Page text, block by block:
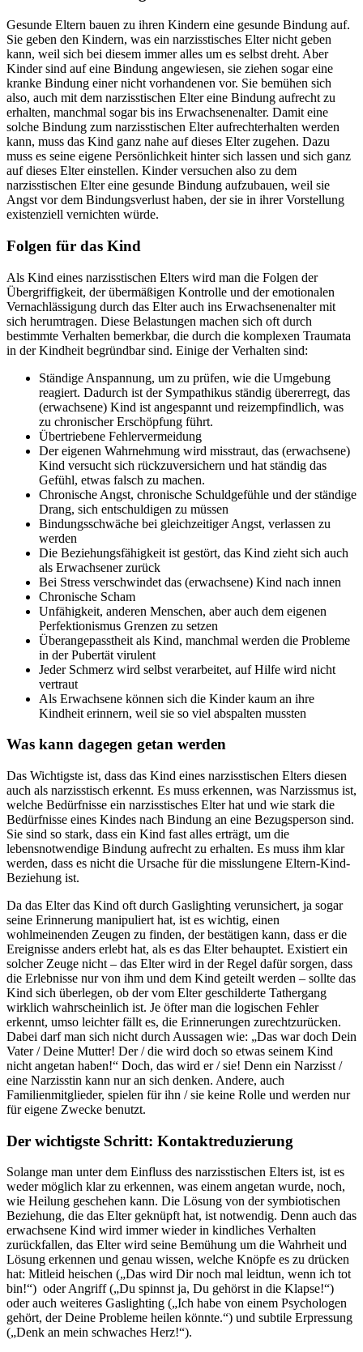
Gesunde Eltern bauen zu ihren Kindern eine gesunde Bindung auf.
Sie geben den Kindern, was ein narzisstisches Elter nicht geben
kann, weil sich bei diesem immer alles um es selbst dreht. Aber
Kinder sind auf eine Bindung angewiesen, sie ziehen sogar eine
kranke Bindung einer nicht vorhandenen vor. Sie bemühen sich
also, auch mit dem narzisstischen Elter eine Bindung aufrecht zu
erhalten, manchmal sogar bis ins Erwachsenenalter. Damit eine
solche Bindung zum narzisstischen Elter aufrechterhalten werden
kann, muss das Kind ganz nahe auf dieses Elter zugehen. Dazu
muss es seine eigene Persönlichkeit hinter sich lassen und sich ganz
auf dieses Elter einstellen. Kinder versuchen also zu dem
narzisstischen Elter eine gesunde Bindung aufzubauen, weil sie
Angst vor dem Bindungsverlust haben, der sie in ihrer Vorstellung
existenziell vernichten würde.
Folgen für das Kind
Als Kind eines narzisstischen Elters wird man die Folgen der
Übergriffigkeit, der übermäßigen Kontrolle und der emotionalen
Vernachlässigung durch das Elter auch ins Erwachsenenalter mit
sich herumtragen. Diese Belastungen machen sich oft durch
bestimmte Verhalten bemerkbar, die durch die komplexen Traumata
in der Kindheit begründbar sind. Einige der Verhalten sind:
Ständige Anspannung, um zu prüfen, wie die Umgebung
reagiert. Dadurch ist der Sympathikus ständig übererregt, das
(erwachsene) Kind ist angespannt und reizempfindlich, was
zu chronischer Erschöpfung führt.
Übertriebene Fehlervermeidung
Der eigenen Wahrnehmung wird misstraut, das (erwachsene)
Kind versucht sich rückzuversichern und hat ständig das
Gefühl, etwas falsch zu machen.
Chronische Angst, chronische Schuldgefühle und der ständige
Drang, sich entschuldigen zu müssen
Bindungsschwäche bei gleichzeitiger Angst, verlassen zu
werden
Die Beziehungsfähigkeit ist gestört, das Kind zieht sich auch
als Erwachsener zurück
Bei Stress verschwindet das (erwachsene) Kind nach innen
Chronische Scham
Unfähigkeit, anderen Menschen, aber auch dem eigenen
Perfektionismus Grenzen zu setzen
Überangepasstheit als Kind, manchmal werden die Probleme
in der Pubertät virulent
Jeder Schmerz wird selbst verarbeitet, auf Hilfe wird nicht
vertraut
Als Erwachsene können sich die Kinder kaum an ihre
Kindheit erinnern, weil sie so viel abspalten mussten
Was kann dagegen getan werden
Das Wichtigste ist, dass das Kind eines narzisstischen Elters diesen
auch als narzisstisch erkennt. Es muss erkennen, was Narzissmus ist,
welche Bedürfnisse ein narzisstisches Elter hat und wie stark die
Bedürfnisse eines Kindes nach Bindung an eine Bezugsperson sind.
Sie sind so stark, dass ein Kind fast alles erträgt, um die
lebensnotwendige Bindung aufrecht zu erhalten. Es muss ihm klar
werden, dass es nicht die Ursache für die misslungene Eltern-Kind-
Beziehung ist.
Da das Elter das Kind oft durch Gaslighting verunsichert, ja sogar
seine Erinnerung manipuliert hat, ist es wichtig, einen
wohlmeinenden Zeugen zu finden, der bestätigen kann, dass er die
Ereignisse anders erlebt hat, als es das Elter behauptet. Existiert ein
solcher Zeuge nicht – das Elter wird in der Regel dafür sorgen, dass
die Erlebnisse nur von ihm und dem Kind geteilt werden – sollte das
Kind sich überlegen, ob der vom Elter geschilderte Tathergang
wirklich wahrscheinlich ist. Je öfter man die logischen Fehler
erkennt, umso leichter fällt es, die Erinnerungen zurechtzurücken.
Dabei darf man sich nicht durch Aussagen wie: „Das war doch Dein
Vater / Deine Mutter! Der / die wird doch so etwas seinem Kind
nicht angetan haben!“ Doch, das wird er / sie! Denn ein Narzisst /
eine Narzisstin kann nur an sich denken. Andere, auch
Familienmitglieder, spielen für ihn / sie keine Rolle und werden nur
für eigene Zwecke benutzt.
Der wichtigste Schritt: Kontaktreduzierung
Solange man unter dem Einfluss des narzisstischen Elters ist, ist es
weder möglich klar zu erkennen, was einem angetan wurde, noch,
wie Heilung geschehen kann. Die Lösung von der symbiotischen
Beziehung, die das Elter geknüpft hat, ist notwendig. Denn auch das
erwachsene Kind wird immer wieder in kindliches Verhalten
zurückfallen, das Elter wird seine Bemühung um die Wahrheit und
Lösung erkennen und genau wissen, welche Knöpfe es zu drücken
hat: Mitleid heischen („Das wird Dir noch mal leidtun, wenn ich tot
bin!“) oder Angriff („Du spinnst ja, Du gehörst in die Klapse!“)
oder auch weiteres Gaslighting („Ich habe von einem Psychologen
gehört, der Deine Probleme heilen könnte.“) und subtile Erpressung
(„Denk an mein schwaches Herz!“).